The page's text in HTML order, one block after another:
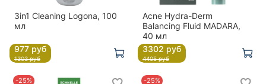
3in1 Cleaning Logona, 100
мл
977 руб
1303 руб
Acne Hydra-Derm
Balancing Fluid MADARA,
40 мл
3302 руб
4405 руб
-25% -25%